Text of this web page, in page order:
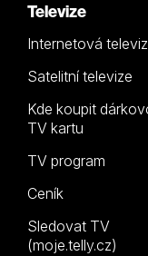
Televize
Internetová
Satelitní televize
Kde koupit
TV kartu
TV program
Ceník
Sledovat TV
(moje.telly.cz)